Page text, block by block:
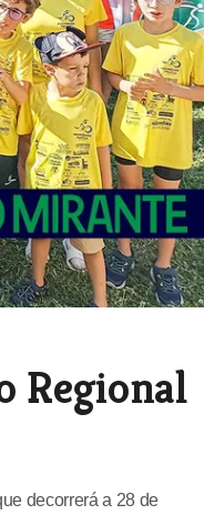
Regional
decorrerá a 28 de